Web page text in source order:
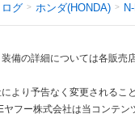
グ ホンダ(HONDA)
備の詳細については各販売
より予告なく変更されるこ
ヤフー株式会社は当コンテン